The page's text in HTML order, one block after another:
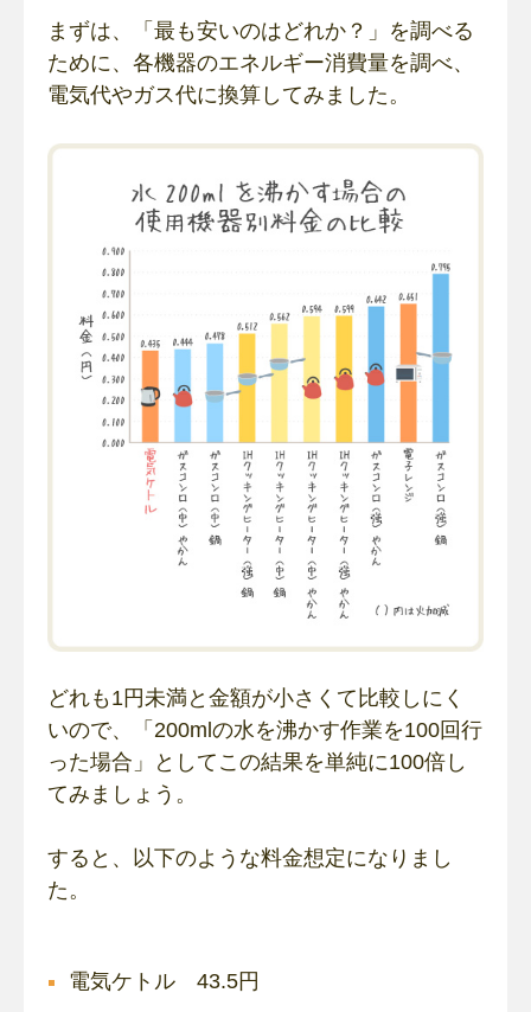
まずは、「最も安いのはどれか？」を調べる
ために、各機器のエネルギー消費量を調べ、
電気代やガス代に換算してみました。
どれも1円未満と金額が小さくて比較しにく
いので、「200mlの水を沸かす作業を100回行
った場合」としてこの結果を単純に100倍し
てみましょう。
すると、以下のような料金想定になりまし
た。
電気ケトル 43.5円